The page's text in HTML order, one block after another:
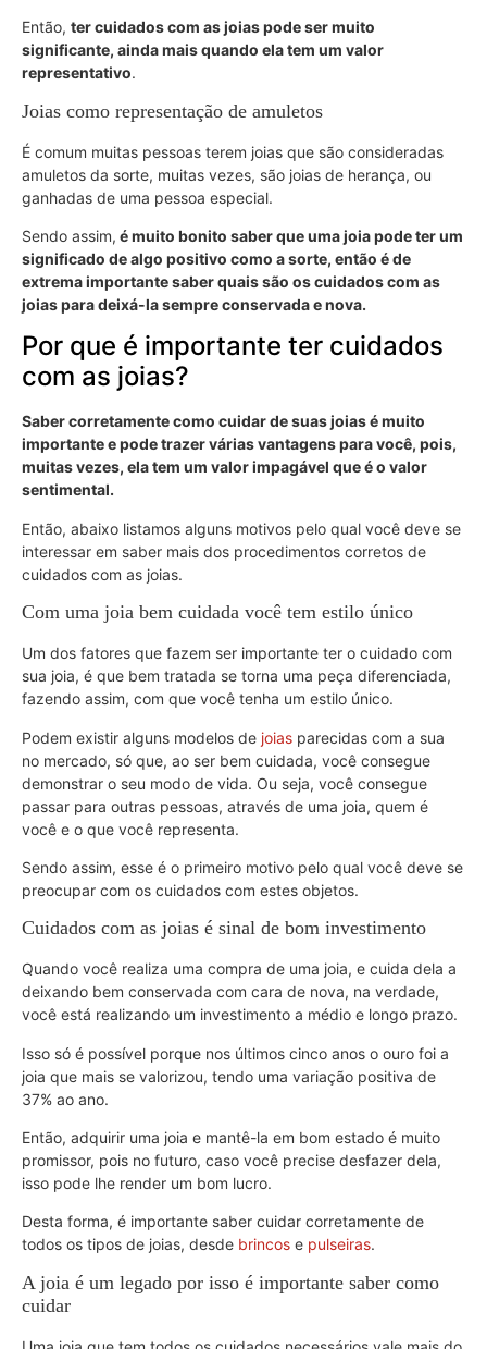
Então, ter cuidados com as joias pode ser muito
significante, ainda mais quando ela tem um valor
representativo.
Joias como representação de amuletos
É comum muitas pessoas terem joias que são consideradas
amuletos da sorte, muitas vezes, são joias de herança, ou
ganhadas de uma pessoa especial.
Sendo assim, é muito bonito saber que uma joia pode ter um
significado de algo positivo como a sorte, então é de
extrema importante saber quais são os cuidados com as
joias para deixá-la sempre conservada e nova.
Por que é importante ter cuidados
com as joias?
Saber corretamente como cuidar de suas joias é muito
importante e pode trazer várias vantagens para você, pois,
muitas vezes, ela tem um valor impagável que é o valor
sentimental.
Então, abaixo listamos alguns motivos pelo qual você deve se
interessar em saber mais dos procedimentos corretos de
cuidados com as joias.
Com uma joia bem cuidada você tem estilo único
Um dos fatores que fazem ser importante ter o cuidado com
sua joia, é que bem tratada se torna uma peça diferenciada,
fazendo assim, com que você tenha um estilo único.
Podem existir alguns modelos de joias parecidas com a sua
no mercado, só que, ao ser bem cuidada, você consegue
demonstrar o seu modo de vida. Ou seja, você consegue
passar para outras pessoas, através de uma joia, quem é
você e o que você representa.
Sendo assim, esse é o primeiro motivo pelo qual você deve se
preocupar com os cuidados com estes objetos.
Cuidados com as joias é sinal de bom investimento
Quando você realiza uma compra de uma joia, e cuida dela a
deixando bem conservada com cara de nova, na verdade,
você está realizando um investimento a médio e longo prazo.
Isso só é possível porque nos últimos cinco anos o ouro foi a
joia que mais se valorizou, tendo uma variação positiva de
37% ao ano.
Então, adquirir uma joia e mantê-la em bom estado é muito
promissor, pois no futuro, caso você precise desfazer dela,
isso pode lhe render um bom lucro.
Desta forma, é importante saber cuidar corretamente de
todos os tipos de joias, desde brincos e pulseiras.
A joia é um legado por isso é importante saber como
cuidar